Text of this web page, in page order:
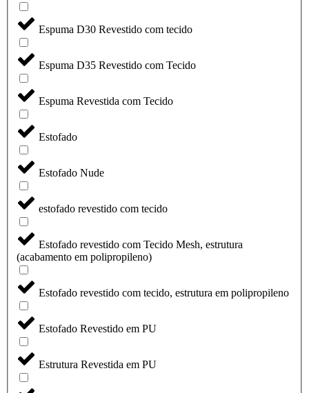
Espuma D30 Revestido com tecido
Espuma D35 Revestido com Tecido
Espuma Revestida com Tecido
Estofado
Estofado Nude
estofado revestido com tecido
Estofado revestido com Tecido Mesh, estrutura
(acabamento em polipropileno)
Estofado revestido com tecido, estrutura em polipropileno
Estofado Revestido em PU
Estrutura Revestida em PU